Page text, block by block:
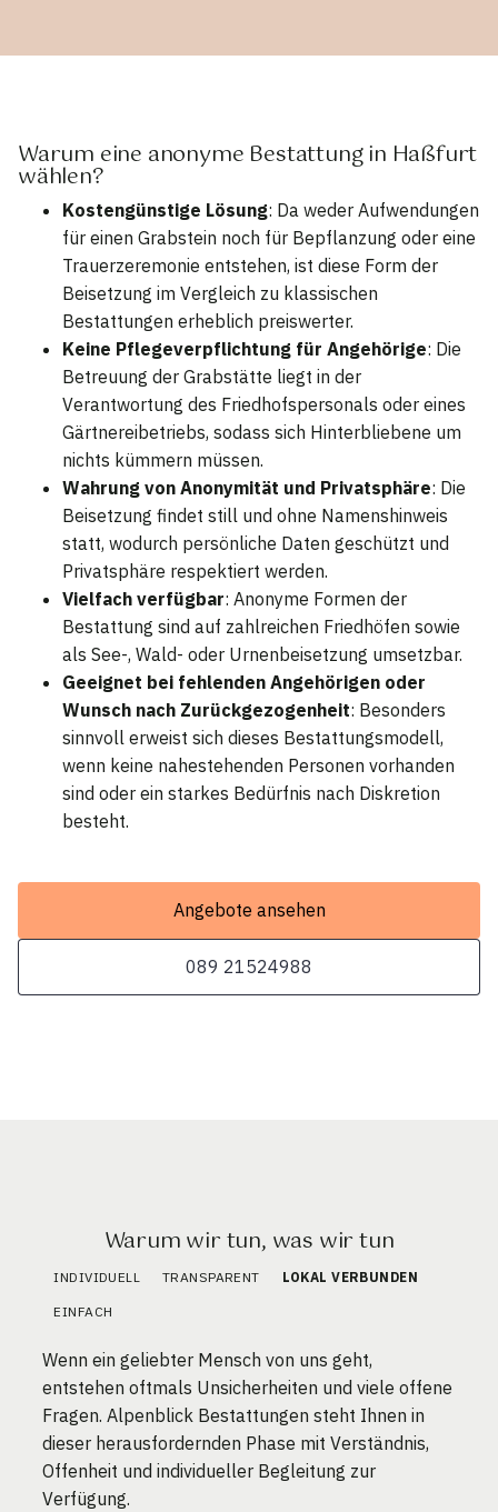
Warum eine anonyme Bestattung in Haßfurt
wählen?
Kostengünstige Lösung: Da weder Aufwendungen
für einen Grabstein noch für Bepflanzung oder eine
Trauerzeremonie entstehen, ist diese Form der
Beisetzung im Vergleich zu klassischen
Bestattungen erheblich preiswerter.
Keine Pflegeverpflichtung für Angehörige: Die
Betreuung der Grabstätte liegt in der
Verantwortung des Friedhofspersonals oder eines
Gärtnereibetriebs, sodass sich Hinterbliebene um
nichts kümmern müssen.
Wahrung von Anonymität und Privatsphäre: Die
Beisetzung findet still und ohne Namenshinweis
statt, wodurch persönliche Daten geschützt und
Privatsphäre respektiert werden.
Vielfach verfügbar: Anonyme Formen der
Bestattung sind auf zahlreichen Friedhöfen sowie
als See-, Wald- oder Urnenbeisetzung umsetzbar.
Geeignet bei fehlenden Angehörigen oder
Wunsch nach Zurückgezogenheit: Besonders
sinnvoll erweist sich dieses Bestattungsmodell,
wenn keine nahestehenden Personen vorhanden
sind oder ein starkes Bedürfnis nach Diskretion
besteht.
Angebote ansehen
089 21524988
Warum wir tun, was wir tun
INDIVIDUELL TRANSPARENT LOKAL VERBUNDEN
EINFACH
Wenn ein geliebter Mensch von uns geht,
entstehen oftmals Unsicherheiten und viele offene
Fragen. Alpenblick Bestattungen steht Ihnen in
dieser herausfordernden Phase mit Verständnis,
Offenheit und individueller Begleitung zur
Verfügung.